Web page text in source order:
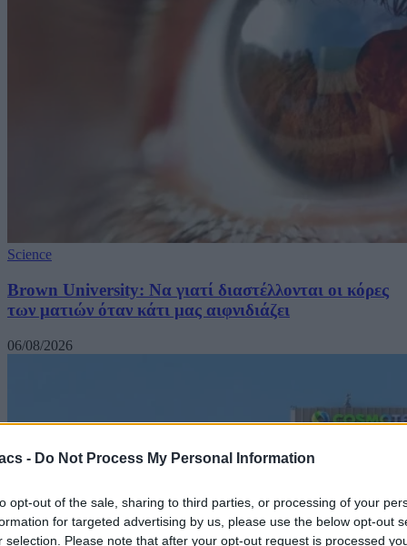
- Do Not Process My Personal Information
opt-out of the sale, sharing to third parties, or processing of your
for targeted advertising by us, please use the below opt-out
selection. Please note that after your opt-out request is processed
Science
Brown University: Να γιατί διαστέλλονται οι κόρες
των ματιών όταν κάτι μας αιφνιδιάζει
06/08/2026